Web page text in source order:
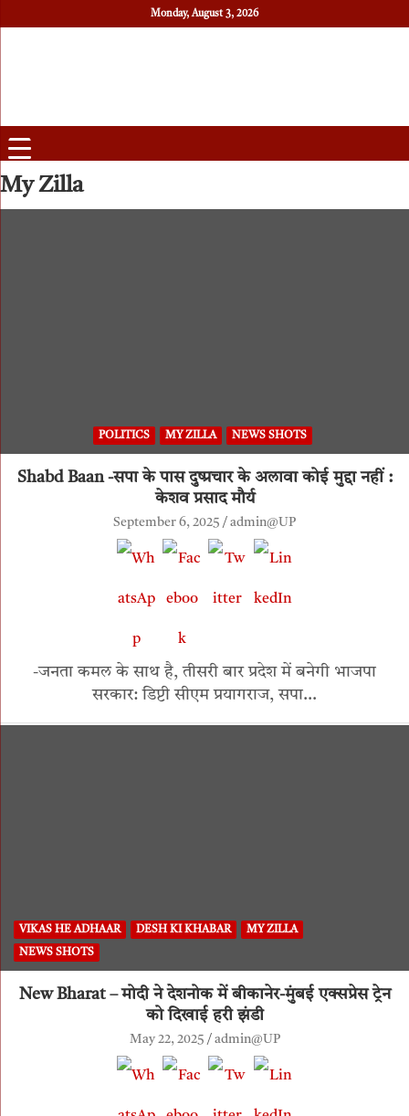
Monday, August 3, 2026
My Zilla
POLITICS MY ZILLA NEWS SHOTS
Shabd Baan -सपा के पास दुष्प्रचार के अलावा कोई मुद्दा नहीं :
केशव प्रसाद मौर्य
September 6, 2025 admin@UP
-जनता कमल के साथ है, तीसरी बार प्रदेश में बनेगी भाजपा
सरकार: डिप्टी सीएम प्रयागराज, सपा…
VIKAS HE ADHAAR DESH KI KHABAR MY ZILLA
NEWS SHOTS
New Bharat – मोदी ने देशनोक में बीकानेर-मुंबई एक्सप्रेस ट्रेन
को दिखाई हरी झंडी
May 22, 2025 admin@UP